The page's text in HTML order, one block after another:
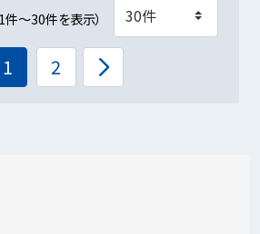
件～30件を表示）
1 2